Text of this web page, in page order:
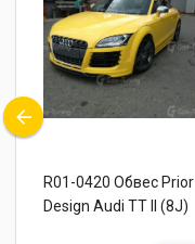
R01-0420 Обвес Prior
Design Audi TT II (8J)